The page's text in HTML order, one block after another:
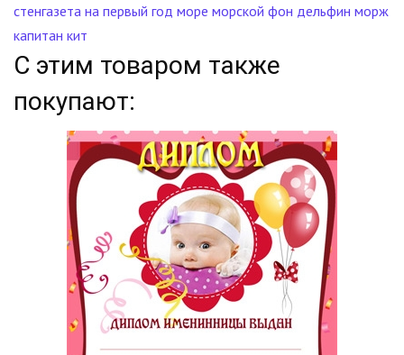
стенгазета на первый год море морской фон дельфин морж
капитан кит
С этим товаром также
покупают: